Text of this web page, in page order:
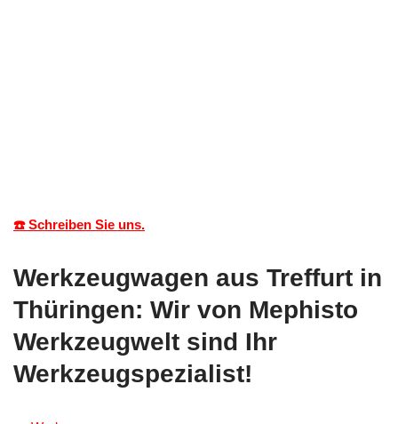
☎️ Schreiben Sie uns.
Werkzeugwagen aus Treffurt in
Thüringen: Wir von Mephisto
Werkzeugwelt sind Ihr
Werkzeugspezialist!